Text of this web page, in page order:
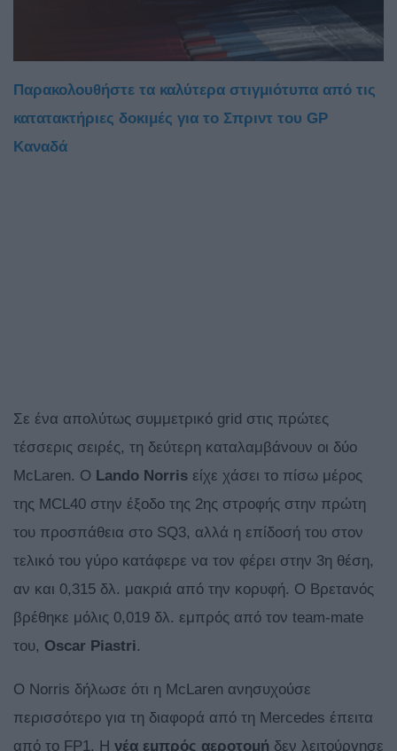
Παρακολουθήστε τα καλύτερα στιγμιότυπα από τις
κατατακτήριες δοκιμές για το Σπριντ του GP
Καναδά
Σε ένα απολύτως συμμετρικό grid στις πρώτες
τέσσερις σειρές, τη δεύτερη καταλαμβάνουν οι δύο
McLaren. Ο Lando Norris είχε χάσει το πίσω μέρος
της MCL40 στην έξοδο της 2ης στροφής στην πρώτη
του προσπάθεια στο SQ3, αλλά η επίδοσή του στον
τελικό του γύρο κατάφερε να τον φέρει στην 3η θέση,
αν και 0,315 δλ. μακριά από την κορυφή. Ο Βρετανός
βρέθηκε μόλις 0,019 δλ. εμπρός από τον team-mate
του, Oscar Piastri.
O Norris δήλωσε ότι η McLaren ανησυχούσε
περισσότερο για τη διαφορά από τη Mercedes έπειτα
από το FP1. Η νέα εμπρός αεροτομή δεν λειτούργησε